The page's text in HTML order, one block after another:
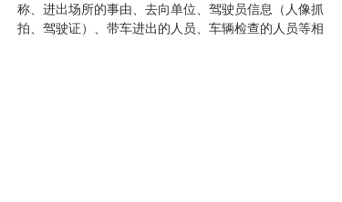
称、进出场所的事由、去向单位、驾驶员信息（人像抓
拍、驾驶证）、带车进出的人员、车辆检查的人员等相